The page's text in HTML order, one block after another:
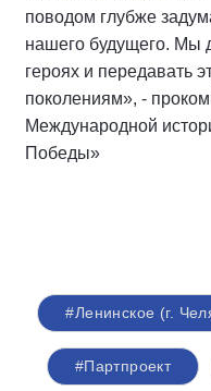
поводом глубже
нашего будущего. Мы
героях и передавать
поколениям», -
Международной
Победы»
#Ленинское (г.
#Партпроект